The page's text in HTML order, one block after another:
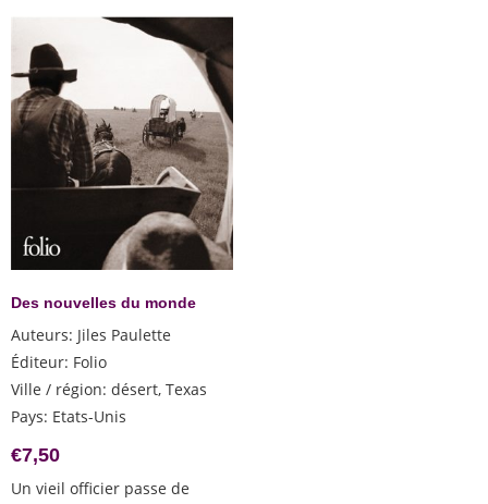
Des nouvelles du monde
Auteurs: Jiles Paulette
Éditeur: Folio
Ville / région: désert, Texas
Pays: Etats-Unis
€7,50
Un vieil officier passe de